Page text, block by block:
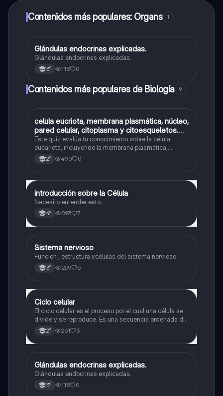
Contenidos más populares: Organs 1
Biología
Glándulas endocrinas explicadas.
Glándulas endocrinas explicadas.
3° 118 0
Contenidos más populares de Biología 9
CBiología
celula eucriota, membrana plasmática, núcleo,
pared celular, citoplasma y citoesqueletos.
nombre se las partes de la celula eucariota
Este quiz evalúa tu conocimiento sobre la célula
eucariota, incluyendo la membrana plasmática,
núcleo, pared celular, citoplasma y citoesqueleto.
2° 490 0
Biología
introducción sobre la Célula
Necesito entender esto.
4° 895 7
Biología
Sistema nervioso
Funcion , estructura ycelulas del sistema nervioso
3° 259 6
Biología
Ciclo celular
El ciclo celular es el proceso por el cual una célula se
divide y se reproduce. Es una secuencia ordenada de
eventos que permiten la replicación del material
genético y la formación de dos células hijas idénticas
2° 261 3
Biología
Glándulas endocrinas explicadas.
Glándulas endocrinas explicadas.
3° 118 0